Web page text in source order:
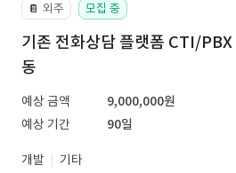
📔 외주 모집 중
기존 전화상담 플랫폼 CTI/PBX
동
예상 금액
9,000,000원
예상 기간
90일
개발
기타